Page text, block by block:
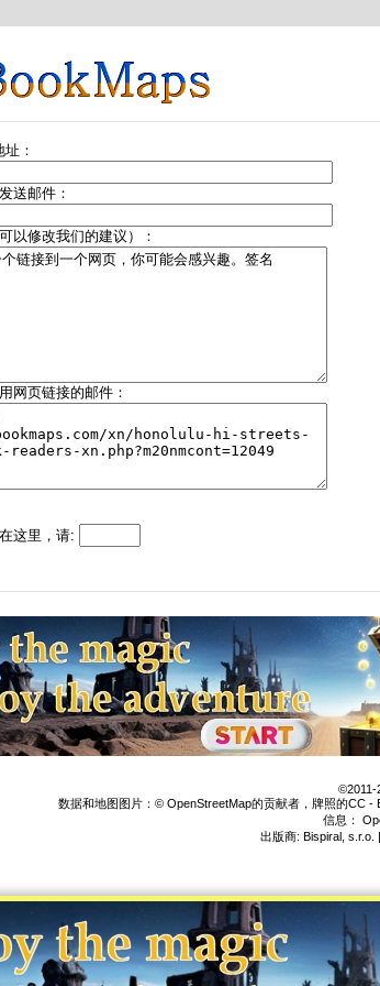
：
送邮件：
以修改我们的建议）：
网页链接的邮件：
这里，请:
©2011-
数据和地图图片：© OpenStreetMap的贡献者，牌照的CC -
信息：
出版商: Bispiral, s.r.o. |